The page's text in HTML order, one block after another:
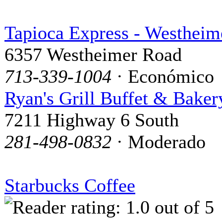
Tapioca Express -
6357 Westheimer Road
713-339-1004 · Económico
Ryan's Grill Buffet &
7211 Highway 6 South
281-498-0832 · Moderado
Starbucks Coffee